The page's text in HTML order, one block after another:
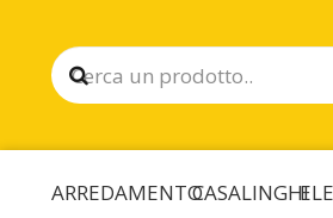
ARREDAMENTOCASALINGHI